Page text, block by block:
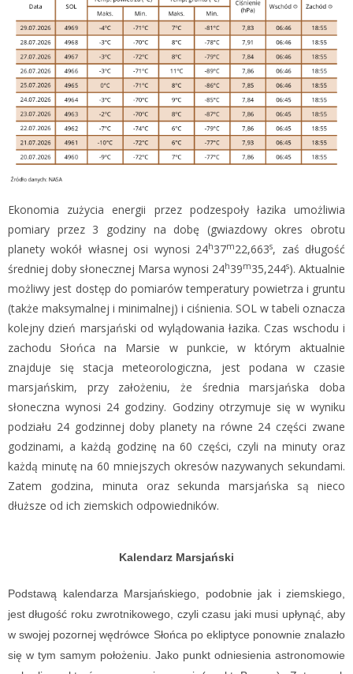
Ekonomia zużycia energii przez podzespoły łazika umożliwia
pomiary przez 3 godziny na dobę (gwiazdowy okres obrotu
planety wokół własnej osi wynosi 24h37m22,663s, zaś długość
średniej doby słonecznej Marsa wynosi 24h39m35,244s). Aktualnie
możliwy jest dostęp do pomiarów temperatury powietrza i gruntu
(także maksymalnej i minimalnej) i ciśnienia. SOL w tabeli oznacza
kolejny dzień marsjański od wylądowania łazika. Czas wschodu i
zachodu Słońca na Marsie w punkcie, w którym aktualnie
znajduje się stacja meteorologiczna, jest podana w czasie
marsjańskim, przy założeniu, że średnia marsjańska doba
słoneczna wynosi 24 godziny. Godziny otrzymuje się w wyniku
podziału 24 godzinnej doby planety na równe 24 części zwane
godzinami, a każdą godzinę na 60 części, czyli na minuty oraz
każdą minutę na 60 mniejszych okresów nazywanych sekundami.
Zatem godzina, minuta oraz sekunda marsjańska są nieco
dłuższe od ich ziemskich odpowiedników.
Kalendarz Marsjański
Podstawą kalendarza Marsjańskiego, podobnie jak i ziemskiego,
jest długość roku zwrotnikowego, czyli czasu jaki musi upłynąć, aby
w swojej pozornej wędrówce Słońca po ekliptyce ponownie znalazło
się w tym samym położeniu. Jako punkt odniesienia astronomowie